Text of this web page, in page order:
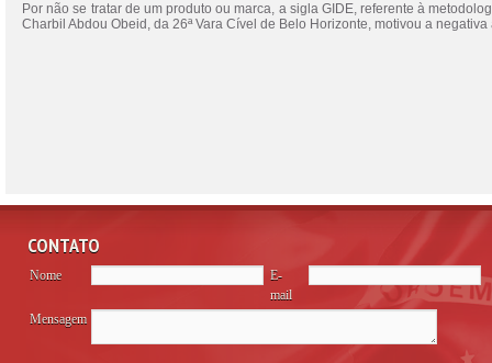
Por não se tratar de um produto ou marca, a sigla GIDE, referente à
Charbil Abdou Obeid, da 26ª Vara Cível de Belo Horizonte, motivou a
CONTATO
Nome
E-
mail
Mensagem